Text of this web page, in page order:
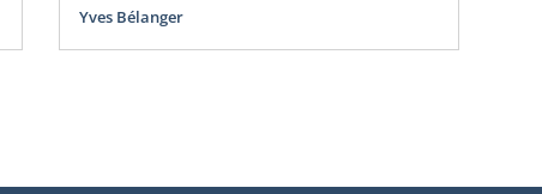
Yves Bélanger